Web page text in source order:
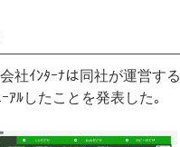
社ｲﾝﾀｰﾅは同社が運営す
ｰｱﾙしたことを発表した｡